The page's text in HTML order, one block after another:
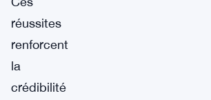
réussites
renforcent
la
crédibilité